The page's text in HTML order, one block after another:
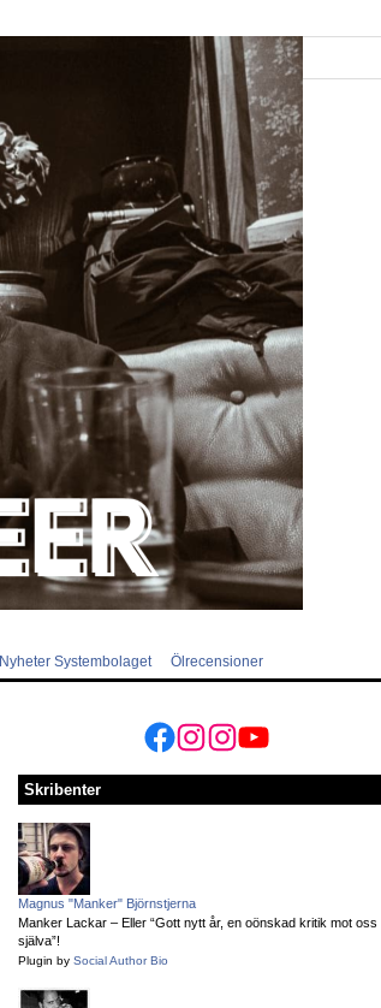
Nyheter Systembolaget Ölrecensioner
Facebook
Instagram
Instagram
YouTube
Skribenter
Magnus "Manker" Björnstjerna
Manker Lackar – Eller “Gott nytt år, en oönskad kritik mot oss
själva”!
Plugin by Social Author Bio